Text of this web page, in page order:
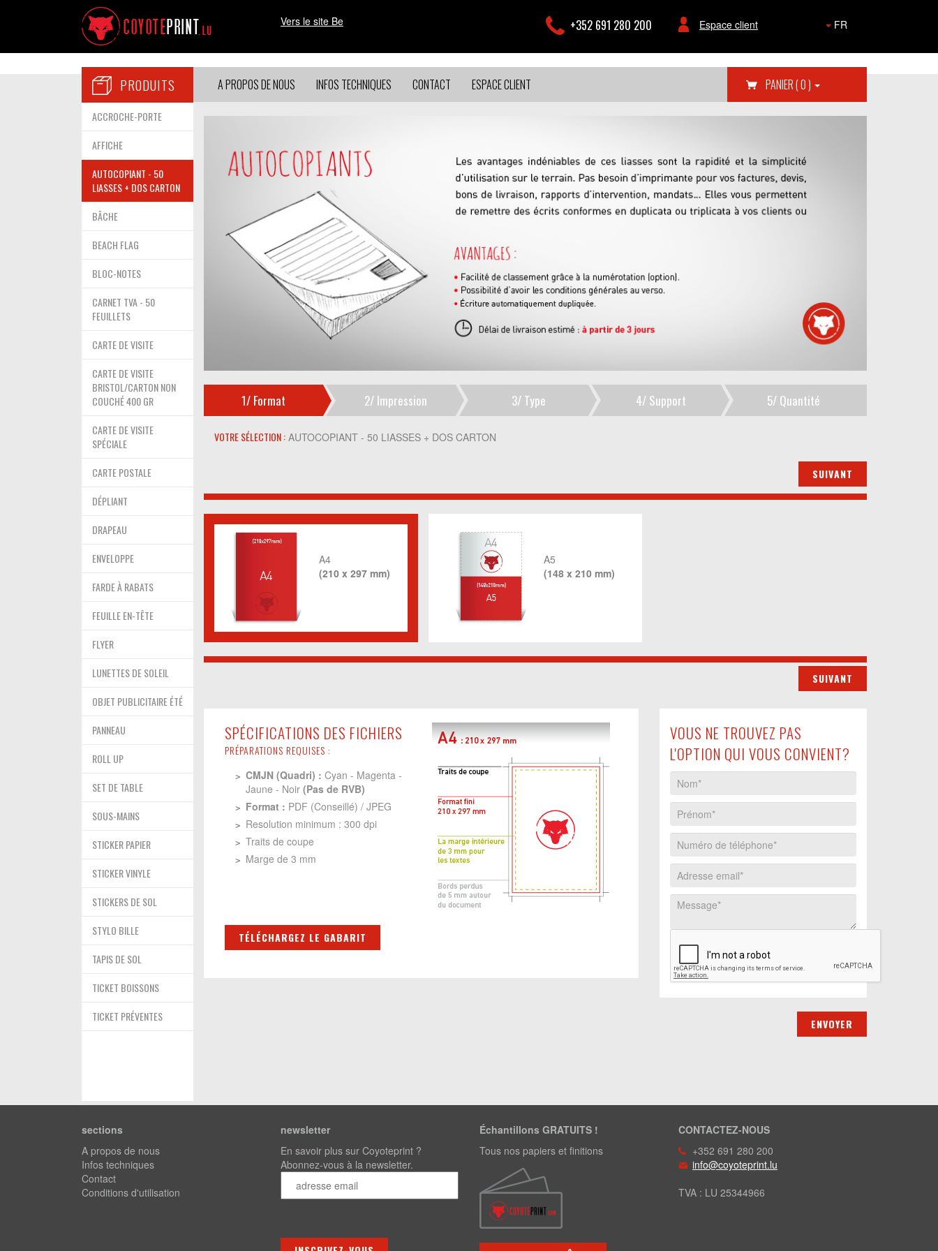
Vers le site Be +352 691 280 200 Espace client FR
PRODUITS
ACCROCHE-PORTE
AFFICHE
AUTOCOPIANT - 50
LIASSES + DOS CARTON
BÂCHE
BEACH FLAG
BLOC-NOTES
CARNET TVA - 50
FEUILLETS
CARTE DE VISITE
CARTE DE VISITE
BRISTOL/CARTON NON
COUCHÉ 400 GR
CARTE DE VISITE
SPÉCIALE
CARTE POSTALE
DÉPLIANT
DRAPEAU
ENVELOPPE
FARDE À RABATS
FEUILLE EN-TÊTE
FLYER
LUNETTES DE SOLEIL
OBJET PUBLICITAIRE ÉTÉ
PANNEAU
ROLL UP
SET DE TABLE
SOUS-MAINS
STICKER PAPIER
STICKER VINYLE
STICKERS DE SOL
STYLO BILLE
TAPIS DE SOL
TICKET BOISSONS
TICKET PRÉVENTES
A PROPOS DE NOUS INFOS TECHNIQUES CONTACT ESPACE CLIENT PANIER( 0 )
1/ Format 2/ Impression 3/ Type 4/ Support 5/ Quantité
VOTRE SÉLECTION : AUTOCOPIANT - 50 LIASSES + DOS CARTON
A4
(210 x 297 mm)
A5
(148 x 210 mm)
SPÉCIFICATIONS DES FICHIERS
PRÉPARATIONS REQUISES :
CMJN (Quadri) : Cyan - Magenta -
Jaune - Noir (Pas de RVB)
Format : PDF (Conseillé) / JPEG
Resolution minimum : 300 dpi
Traits de coupe
Marge de 3 mm
TÉLÉCHARGEZ LE GABARIT
VOUS NE TROUVEZ PAS
L'OPTION QUI VOUS CONVIENT?
sections
A propos de nous
Infos techniques
Contact
Conditions d'utilisation
newsletter
En savoir plus sur Coyoteprint ?
Abonnez-vous à la newsletter.
Échantillons GRATUITS !
Tous nos papiers et finitions
CONTACTEZ-NOUS
+352 691 280 200
info@coyoteprint.lu
TVA : LU 25344966